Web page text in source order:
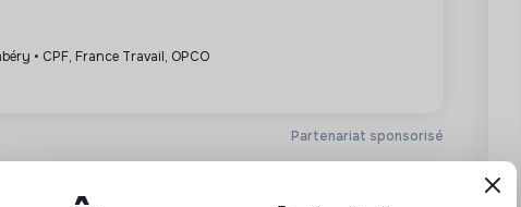
2027 chez nos clients
et des ressources
(automatisation, IA, …)
la ligne de métro n°7, RER E)
Partenariat sponsorisé
• CPF, France Travail, OPCO